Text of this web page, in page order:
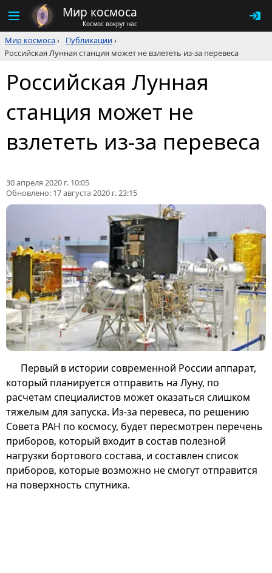
Мир космоса
Космос вокруг нас
Мир космоса› Публикации›
Российская Лунная станция может не взлететь из-за перевеса
Российская Лунная
станция может не
взлететь из-за перевеса
30 апреля 2020 г. 10:05
Обновлено: 17 августа 2020 г. 23:15
Первый в истории современной России аппарат,
который планируется отправить на Луну, по
расчетам специалистов может оказаться слишком
тяжелым для запуска. Из-за перевеса, по решению
Совета РАН по космосу, будет пересмотрен перечень
приборов, который входит в состав полезной
нагрузки бортового состава, и составлен список
приборов, которые возможно не смогут отправится
на поверхность спутника.